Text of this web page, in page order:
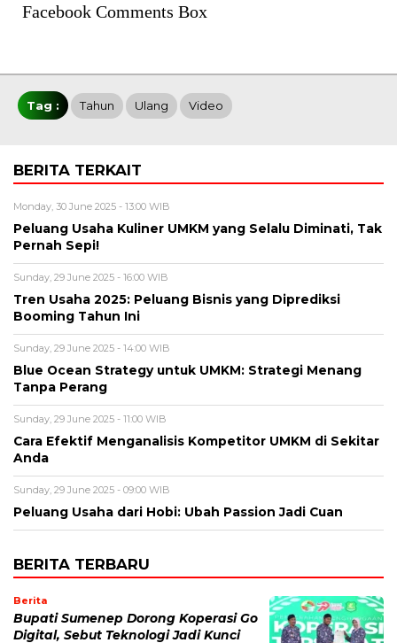
Facebook Comments Box
Tag : Tahun Ulang Video
BERITA TERKAIT
Monday, 30 June 2025 - 13:00 WIB
Peluang Usaha Kuliner UMKM yang Selalu Diminati, Tak
Pernah Sepi!
Sunday, 29 June 2025 - 16:00 WIB
Tren Usaha 2025: Peluang Bisnis yang Diprediksi
Booming Tahun Ini
Sunday, 29 June 2025 - 14:00 WIB
Blue Ocean Strategy untuk UMKM: Strategi Menang
Tanpa Perang
Sunday, 29 June 2025 - 11:00 WIB
Cara Efektif Menganalisis Kompetitor UMKM di Sekitar
Anda
Sunday, 29 June 2025 - 09:00 WIB
Peluang Usaha dari Hobi: Ubah Passion Jadi Cuan
BERITA TERBARU
Berita
Bupati Sumenep Dorong Koperasi Go
Digital, Sebut Teknologi Jadi Kunci